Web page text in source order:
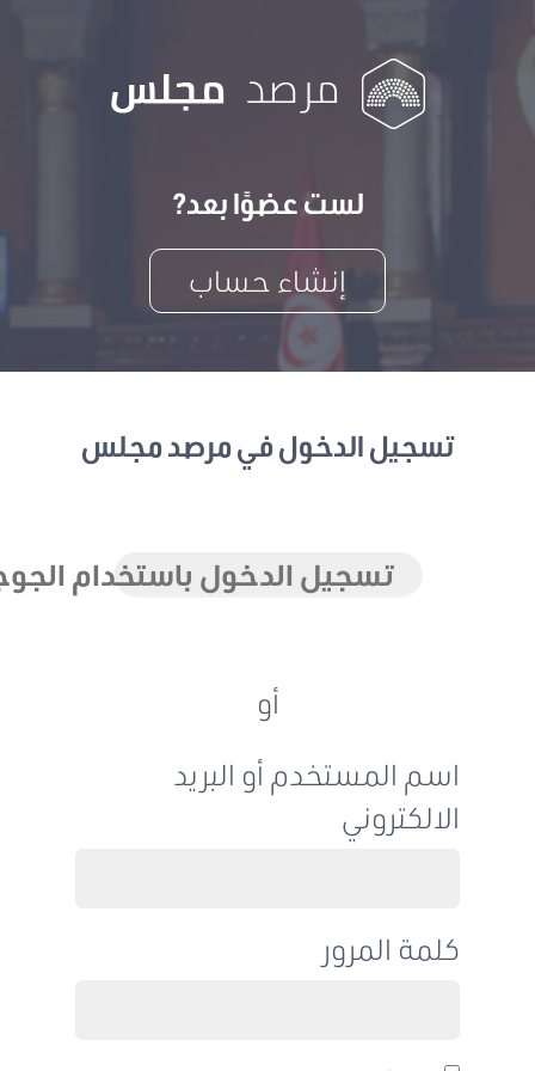
لست عضوًا بعد?
إنشاء حساب
تسجيل الدخول في مرصد مجلس
تسجيل الدخول باستخدام الجوجل
اسم المستخدم أو البريد
الالكتروني
كلمة المرور